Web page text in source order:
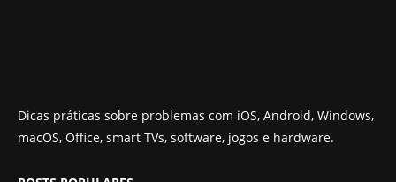
Dicas práticas sobre problemas com iOS, Android, Windows,
macOS, Office, smart TVs, software, jogos e hardware.